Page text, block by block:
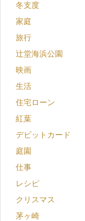
冬支度
家庭
旅行
辻堂海浜公園
映画
生活
住宅ローン
紅葉
デビットカード
庭園
仕事
レシピ
クリスマス
茅ヶ崎